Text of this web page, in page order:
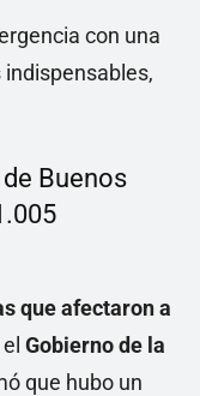
con una
Buenos
que afectaron a
el Gobierno de la
que hubo un